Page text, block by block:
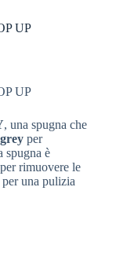
UP
UP
, una spugna che
per
spugna è
rimuovere le
una pulizia